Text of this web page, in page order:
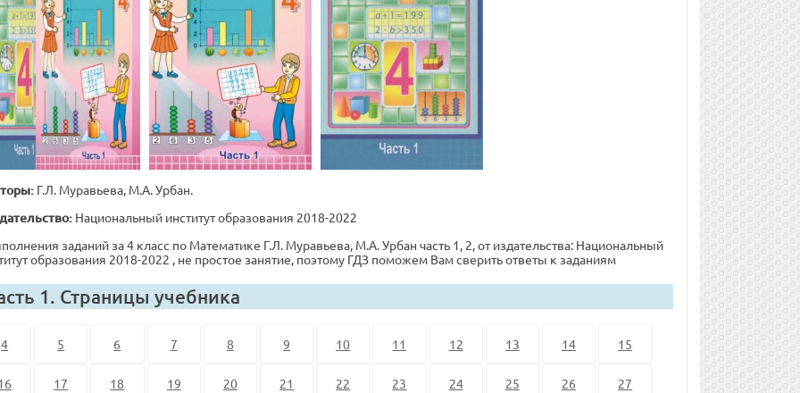
Г.Л. Муравьева, М.А. Урбан.
Национальный институт образования 2018-2022
заданий за 4 класс по Математике Г.Л. Муравьева, М.А. Урбан часть 1, 2, от издательства: Национальный
образования 2018-2022 , не простое занятие, поэтому ГДЗ поможем Вам сверить ответы к заданиям
1. Страницы учебника
4 5 6 7 8 9 10 11 12 13 14 15
17 18 19 20 21 22 23 24 25 26 27